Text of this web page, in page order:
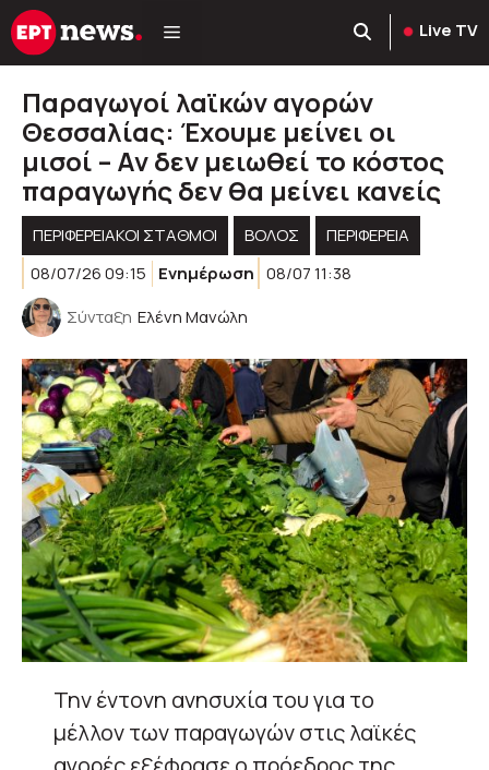
Μετάβαση
σε
Live TV
Παραγωγοί λαϊκών αγορών
Θεσσαλίας: Έχουμε μείνει οι
μισοί – Αν δεν μειωθεί το κόστος
παραγωγής δεν θα μείνει κανείς
ΠΕΡΙΦΕΡΕΙΑΚΟΊ ΣΤΑΘΜΟΊ ΒΟΛΟΣ
ΠΕΡΙΦΈΡΕΙΑ
08/07/26 09:15
Ενημέρωση 08/07 11:38
Σύνταξη Ελένη Μανώλη
Την έντονη ανησυχία του για το
μέλλον των παραγωγών στις λαϊκές